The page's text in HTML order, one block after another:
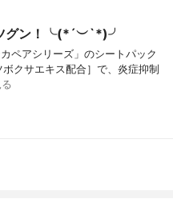
グン！╰(*´︶`*)╯
ペアシリーズ」のシートパック
クサエキス配合］で、炎症抑制